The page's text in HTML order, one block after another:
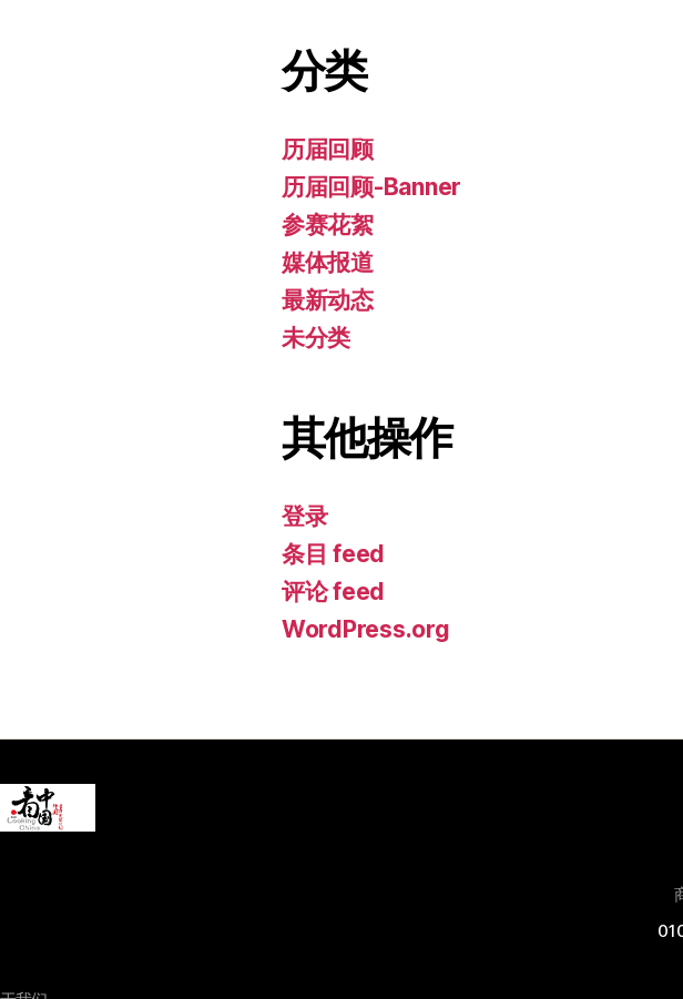
分类
历届回顾
历届回顾-Banner
参赛花絮
媒体报道
最新动态
未分类
其他操作
登录
条目 feed
评论 feed
WordPress.org